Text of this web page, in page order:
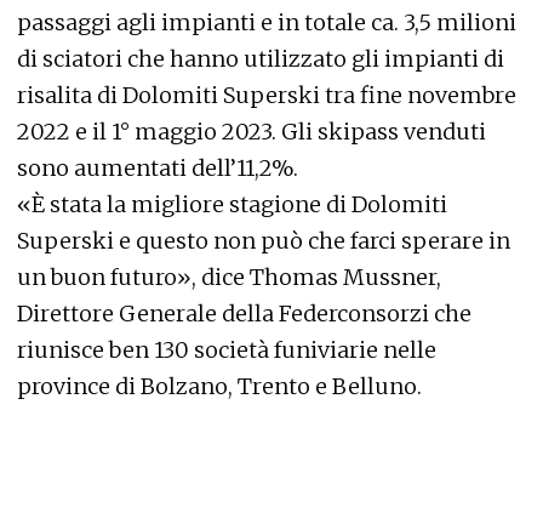
passaggi agli impianti e in totale ca. 3,5 milioni
di sciatori che hanno utilizzato gli impianti di
risalita di Dolomiti Superski tra fine novembre
2022 e il 1° maggio 2023. Gli skipass venduti
sono aumentati dell’11,2%.
«È stata la migliore stagione di Dolomiti
Superski e questo non può che farci sperare in
un buon futuro», dice Thomas Mussner,
Direttore Generale della Federconsorzi che
riunisce ben 130 società funiviarie nelle
province di Bolzano, Trento e Belluno.